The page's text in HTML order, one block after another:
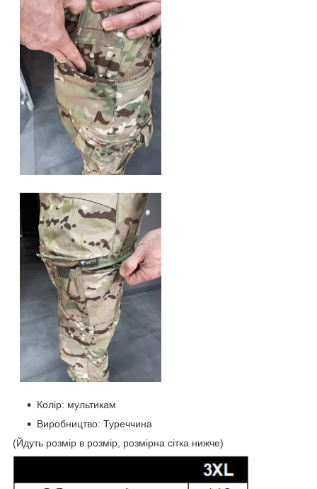
Колір: мультикам
Виробництво: Туреччина
(Йдуть розмір в розмір, розмірна сітка нижче)